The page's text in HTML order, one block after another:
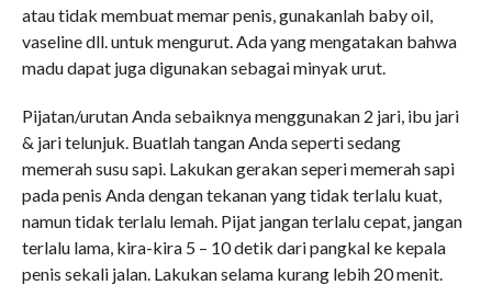
atau tidak membuat memar penis, gunakanlah baby oil,
vaseline dll. untuk mengurut. Ada yang mengatakan bahwa
madu dapat juga digunakan sebagai minyak urut.
Pijatan/urutan Anda sebaiknya menggunakan 2 jari, ibu jari
& jari telunjuk. Buatlah tangan Anda seperti sedang
memerah susu sapi. Lakukan gerakan seperi memerah sapi
pada penis Anda dengan tekanan yang tidak terlalu kuat,
namun tidak terlalu lemah. Pijat jangan terlalu cepat, jangan
terlalu lama, kira-kira 5 – 10 detik dari pangkal ke kepala
penis sekali jalan. Lakukan selama kurang lebih 20 menit.